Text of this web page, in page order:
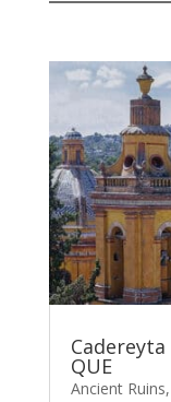
QUE
Ancient Ruins,